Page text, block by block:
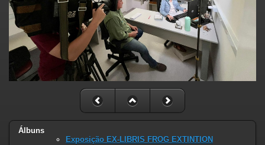
Álbuns
Exposição EX-LIBRIS FROG EXTINTION